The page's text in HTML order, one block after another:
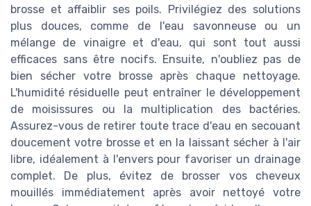
brosse et affaiblir ses poils. Privilégiez des solutions
plus douces, comme de l'eau savonneuse ou un
mélange de vinaigre et d'eau, qui sont tout aussi
efficaces sans être nocifs. Ensuite, n'oubliez pas de
bien sécher votre brosse après chaque nettoyage.
L'humidité résiduelle peut entraîner le développement
de moisissures ou la multiplication des bactéries.
Assurez-vous de retirer toute trace d'eau en secouant
doucement votre brosse et en la laissant sécher à l'air
libre, idéalement à l'envers pour favoriser un drainage
complet. De plus, évitez de brosser vos cheveux
mouillés immédiatement après avoir nettoyé votre